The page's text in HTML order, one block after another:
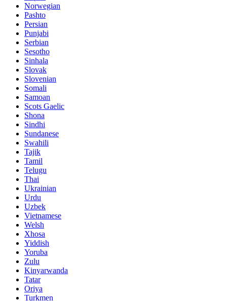
Norwegian
Pashto
Persian
Punjabi
Serbian
Sesotho
Sinhala
Slovak
Slovenian
Somali
Samoan
Scots Gaelic
Shona
Sindhi
Sundanese
Swahili
Tajik
Tamil
Telugu
Thai
Ukrainian
Urdu
Uzbek
Vietnamese
Welsh
Xhosa
Yiddish
Yoruba
Zulu
Kinyarwanda
Tatar
Oriya
Turkmen